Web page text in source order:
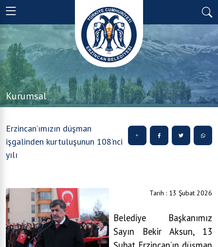
Kurumsal
Erzincan’ımızın düşman
işgalinden kurtuluşunun 108’nci
yılı
Tarih : 13 Şubat 2026
Belediye Başkanımız
Sayın Bekir Aksun, 13